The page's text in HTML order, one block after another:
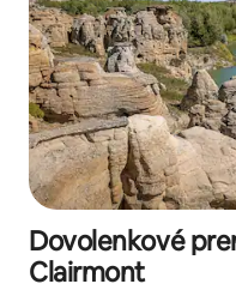
Dovolenkové
Clairmont